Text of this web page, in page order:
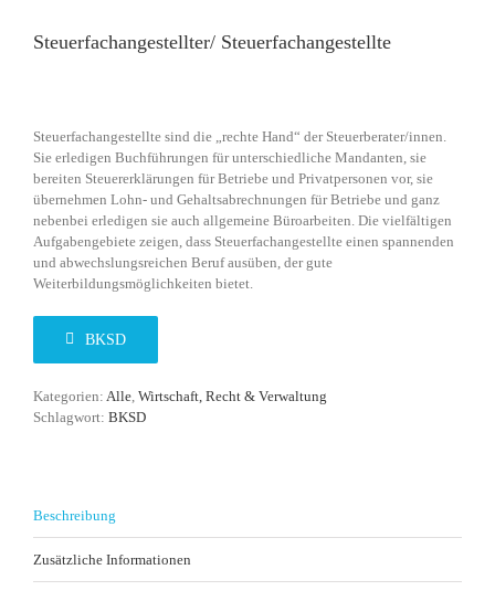
Steuerfachangestellter/ Steuerfachangestellte
Steuerfachangestellte sind die „rechte Hand“ der Steuerberater/innen.
Sie erledigen Buchführungen für unterschiedliche Mandanten, sie
bereiten Steuererklärungen für Betriebe und Privatpersonen vor, sie
übernehmen Lohn- und Gehaltsabrechnungen für Betriebe und ganz
nebenbei erledigen sie auch allgemeine Büroarbeiten. Die vielfältigen
Aufgabengebiete zeigen, dass Steuerfachangestellte einen spannenden
und abwechslungsreichen Beruf ausüben, der gute
Weiterbildungsmöglichkeiten bietet.
BKSD
Kategorien: Alle Wirtschaft, Recht & Verwaltung
Schlagwort: BKSD
Beschreibung
Zusätzliche Informationen